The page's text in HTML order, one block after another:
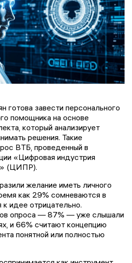
готова завести персонального
помощника на основе
который анализирует
решения. Такие
ВТБ, проведенный в
«Цифровая индустрия
(ЦИПР).
желание иметь личного
как 29% сомневаются в
идее отрицательно.
опроса — 87% — уже слышали
и 66% считают концепцию
понятной или полностью